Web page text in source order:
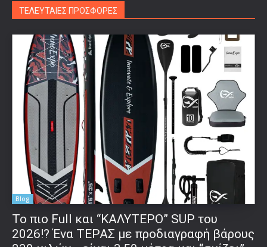
ΤΕΛΕΥΤΑΙΕΣ ΠΡΟΣΦΟΡΕΣ
Blog
To πιο Full και “ΚΑΛΥΤΕΡΟ” SUP του
2026!? Ένα ΤΕΡΑΣ με προδιαγραφή βάρους